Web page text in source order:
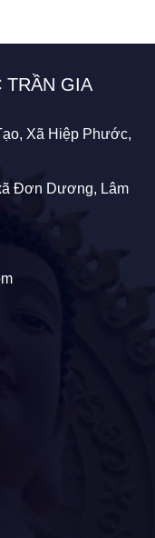
TRẦN GIA
Xã Hiệp Phước,
Đơn Dương, Lâm